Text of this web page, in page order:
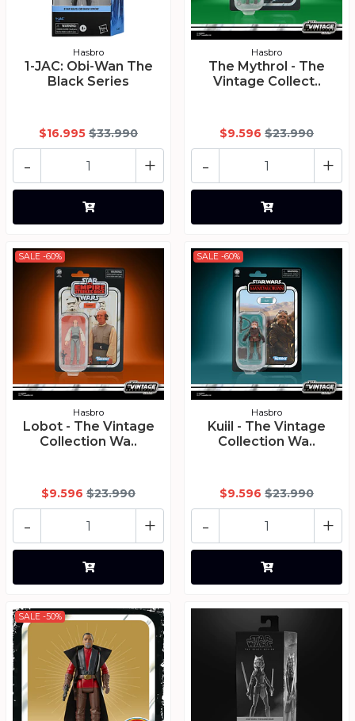
Hasbro
1-JAC: Obi-Wan The
Black Series
$16.995 $33.990
+
-
Hasbro
The Mythrol - The
Vintage Collect..
$9.596 $23.990
+
-
SALE -60%
Hasbro
Lobot - The Vintage
Collection Wa..
$9.596 $23.990
+
-
SALE -60%
Hasbro
Kuiil - The Vintage
Collection Wa..
$9.596 $23.990
+
-
SALE -50%